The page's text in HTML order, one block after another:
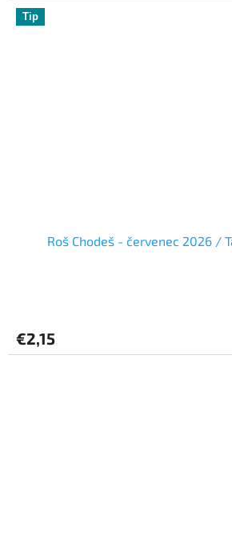
Tip
Roš Chodeš - červenec 2026 /
€2,15